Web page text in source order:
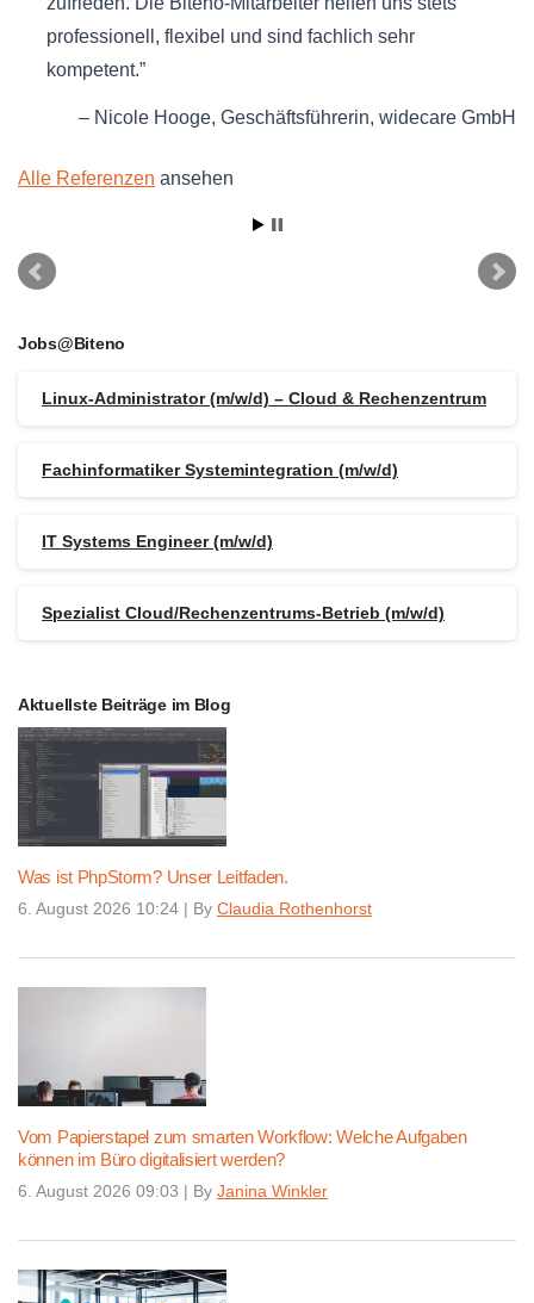
professionell, flexibel und sind fachlich sehr
kompetent.
Nicole Hooge Geschäftsführerin widecare GmbH
Alle Referenzen ansehen
Jobs@Biteno
Linux-Administrator (m/w/d) – Cloud & Rechenzentrum
Fachinformatiker Systemintegration (m/w/d)
IT Systems Engineer (m/w/d)
Spezialist Cloud/Rechenzentrums-Betrieb (m/w/d)
Aktuellste Beiträge im Blog
Was ist PhpStorm? Unser Leitfaden.
6. August 2026 10:24 | By Claudia Rothenhorst
Vom Papierstapel zum smarten Workflow: Welche Aufgaben
können im Büro digitalisiert werden?
6. August 2026 09:03 | By Janina Winkler